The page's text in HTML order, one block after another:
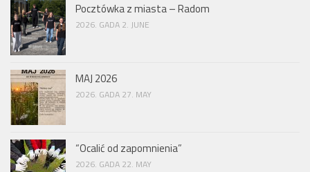
Pocztówka z miasta – Radom
2026. GADA 2. JUNE
MAJ 2026
2026. GADA 27. MAY
“Ocalić od zapomnienia”
2026. GADA 22. MAY